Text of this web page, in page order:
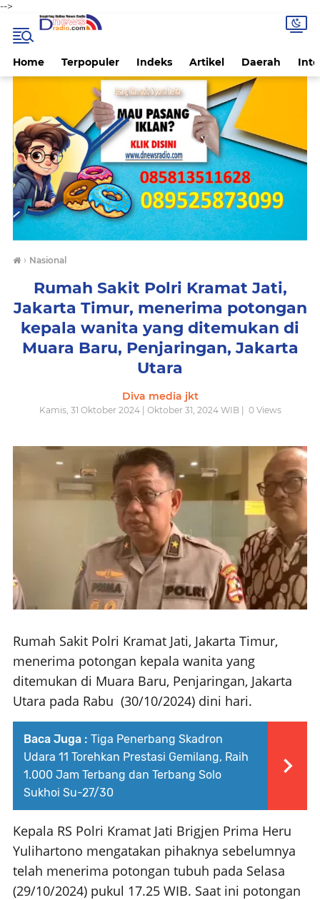
-->
Home Terpopuler Indeks Artikel Daerah
› Nasional
Rumah Sakit Polri Kramat Jati,
Jakarta Timur, menerima potongan
kepala wanita yang ditemukan di
Muara Baru, Penjaringan, Jakarta
Utara
Diva media jkt
Kamis, 31 Oktober 2024 | Oktober 31, 2024 WIB | 0Views
Rumah Sakit Polri Kramat Jati, Jakarta Timur,
menerima potongan kepala wanita yang
ditemukan di Muara Baru, Penjaringan, Jakarta
Utara pada Rabu (30/10/2024) dini hari.
Baca Juga : Tiga Penerbang Skadron
Udara 11 Torehkan Prestasi Gemilang, Raih
1.000 Jam Terbang dan Terbang Solo
Sukhoi Su-27/30
Kepala RS Polri Kramat Jati Brigjen Prima Heru
Yulihartono mengatakan pihaknya sebelumnya
telah menerima potongan tubuh pada Selasa
(29/10/2024) pukul 17.25 WIB. Saat ini potongan